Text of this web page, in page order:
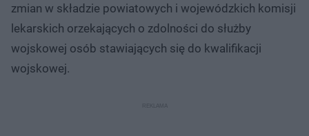
zmian w składzie powiatowych i wojewódzkich komisji
lekarskich orzekających o zdolności do służby
wojskowej osób stawiających się do kwalifikacji
wojskowej.